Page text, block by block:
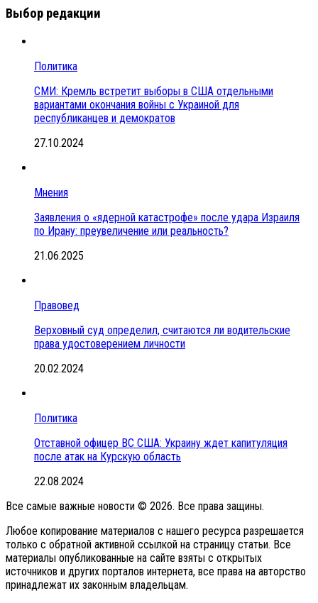
Выбор редакции
Политика
СМИ: Кремль встретит выборы в США отдельными
вариантами окончания войны с Украиной для
республиканцев и демократов
27.10.2024
Мнения
Заявления о «ядерной катастрофе» после удара Израиля
по Ирану: преувеличение или реальность?
21.06.2025
Правовед
Верховный суд определил, считаются ли водительские
права удостоверением личности
20.02.2024
Политика
Отставной офицер ВС США: Украину ждет капитуляция
после атак на Курскую область
22.08.2024
Все самые важные новости © 2026. Все права защины.
Любое копирование материалов с нашего ресурса разрешается
только с обратной активной ссылкой на страницу статьи. Все
материалы опубликованные на сайте взяты с открытых
источников и других порталов интернета, все права на авторство
принадлежат их законным владельцам.